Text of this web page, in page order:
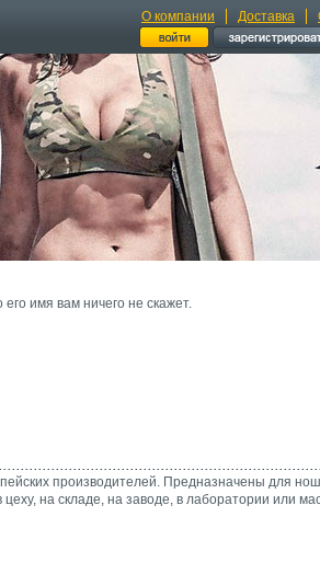
О компании Доставка
имя вам ничего не скажет.
производителей. Предназначены для
на складе, на заводе, в лаборатории или